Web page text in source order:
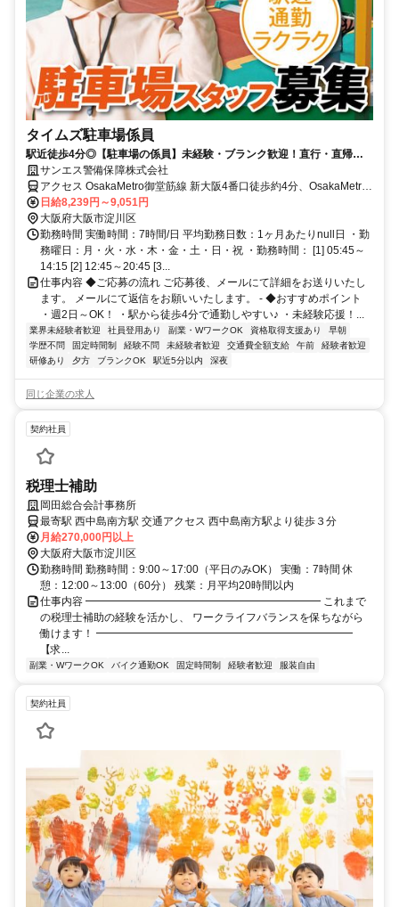
タイムズ駐車場係員
駅近徒歩4分◎【駐車場の係員】未経験・ブランク歓迎！直行・直帰
OK♪週2～OK！
サンエス警備保障株式会社
アクセス OsakaMetro御堂筋線 新大阪4番口徒歩約4分、OsakaMetro
御堂筋線 新大阪4番口徒歩約4分、OsakaMetro御堂筋線 新大阪4番口
徒歩約4分 御堂筋線「新大阪駅」より徒歩4分 ※直行直帰OK
日給8,239円～9,051円
大阪府大阪市淀川区
勤務時間 実働時間：7時間/日 平均勤務日数：1ヶ月あたりnull日 ・勤
務曜日：月・火・水・木・金・土・日・祝 ・勤務時間： [1] 05:45～
14:15 [2] 12:45～20:45 [3...
仕事内容 ◆ご応募の流れ ご応募後、メールにて詳細をお送りいたし
ます。 メールにて返信をお願いいたします。 - ◆おすすめポイント
・週2日～OK！ ・駅から徒歩4分で通勤しやすい♪ ・未経験応援！...
業界未経験者歓迎 社員登用あり 副業・WワークOK 資格取得支援あり
早朝
学歴不問
固定時間制 経験不問 未経験者歓迎 交通費全額支給 午前
経験者歓迎
研修あり
夕方 ブランクOK 駅近5分以内 深夜
同じ企業の求人
契約社員
税理士補助
岡田総合会計事務所
最寄駅 西中島南方駅 交通アクセス 西中島南方駅より徒歩３分
月給270,000円以上
大阪府大阪市淀川区
勤務時間 勤務時間：9:00～17:00（平日のみOK） 実働：7時間 休
憩：12:00～13:00（60分） 残業：月平均20時間以内
仕事内容 ━━━━━━━━━━━━━━━━━━━━━━ これまで
の税理士補助の経験を活かし、 ワークライフバランスを保ちながら
働けます！ ━━━━━━━━━━━━━━━━━━━━━━━━
【求...
副業・WワークOK バイク通勤OK 固定時間制 経験者歓迎 服装自由
契約社員